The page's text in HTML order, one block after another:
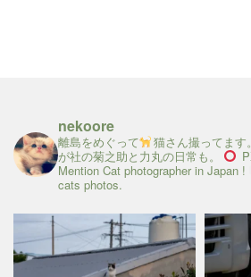
nekoore
離島をめぐって 猫さん撮ってます。
が社の菊之助と力丸の日常も。
Mention Cat photographer in Japan !
cats photos.